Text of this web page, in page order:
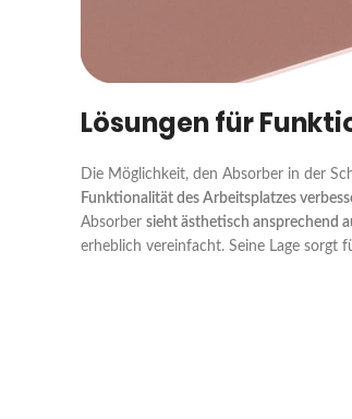
Lösungen für
Die Möglichkeit, den Absorber in der
Funktionalität des Arbeitsplatzes
Absorber sieht ästhetisch ansprechend
erheblich vereinfacht. Seine Lage sorgt